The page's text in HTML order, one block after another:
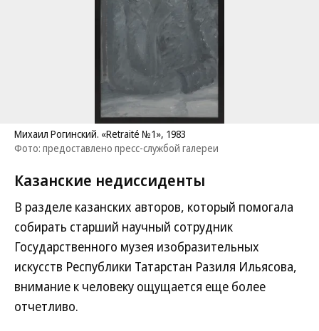
Михаил Рогинский. «Retraité №1», 1983
Фото: предоставлено пресс-службой галереи
Казанские недиссиденты
В разделе казанских авторов, который помогала
собирать старший научный сотрудник
Государственного музея изобразительных
искусств Республики Татарстан Разиля Ильясова,
внимание к человеку ощущается еще более
отчетливо.